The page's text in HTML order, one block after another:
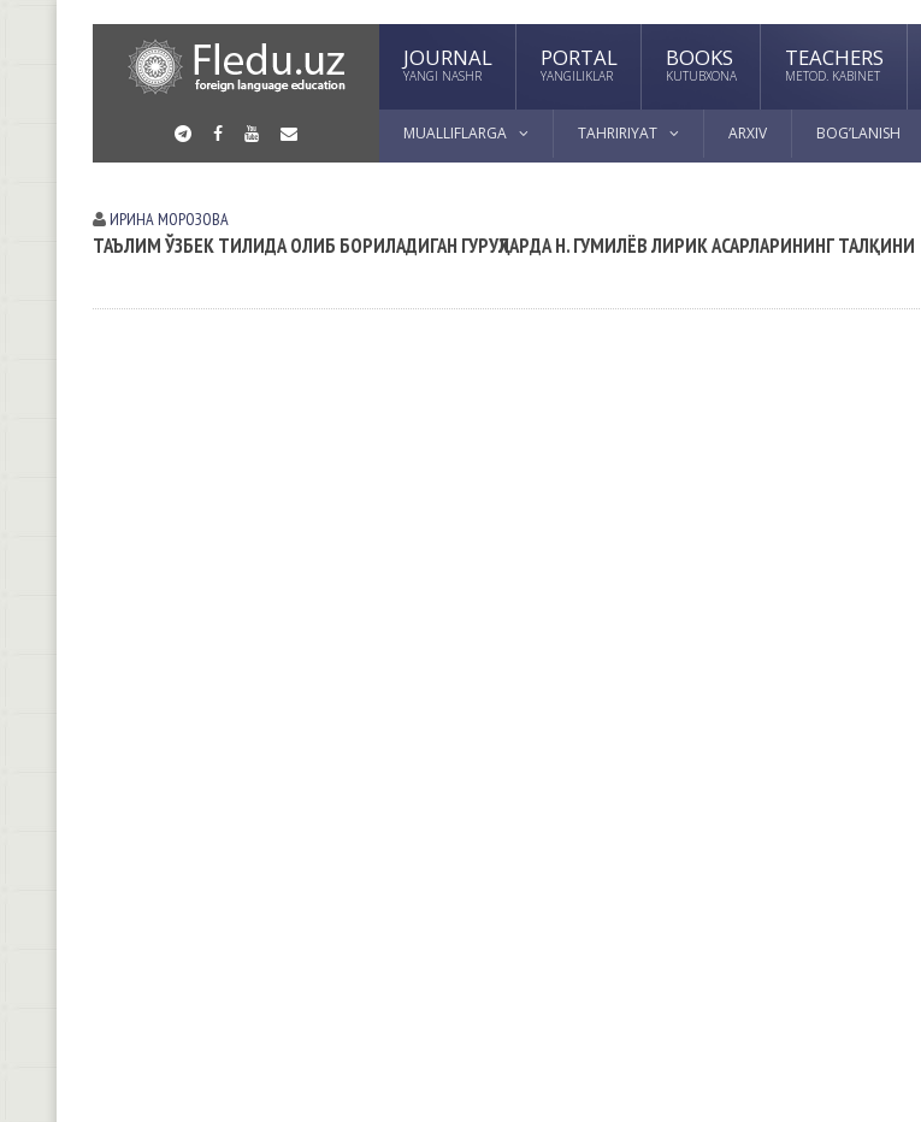
JOURNAL
YANGI NASHR
PORTAL
YANGILIKLAR
BOOKS
KUTUBXONA
TEACHERS
METOD. KABINET
MUALLIFLARGA TAHRIRIYAT ARXIV BOG’LANISH
ИРИНА МОРОЗОВА
ТАЪЛИМ ЎЗБЕК ТИЛИДА ОЛИБ БОРИЛАДИГАН ГУРУҲЛАРДА Н. ГУМИЛЁВ ЛИРИК АСАРЛАРИНИНГ ТАЛҚИНИ